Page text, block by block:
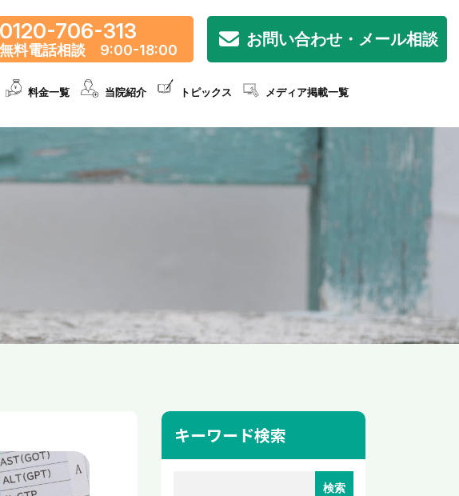
0120-706-313
無料電話相談 9:00-18:00
お問い合わせ・メール相談
料金一覧 当院紹介 トピックス メディア掲載一覧
キーワード検索